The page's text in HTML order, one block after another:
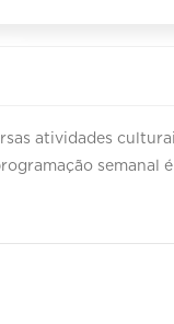
atividades
semanal